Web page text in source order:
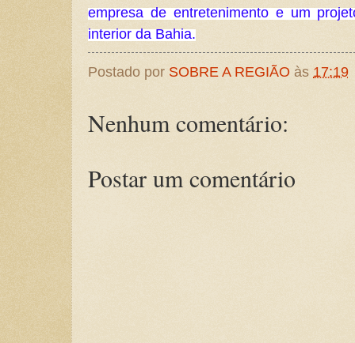
empresa de entretenimento e um
interior da Bahia.
Postado por SOBRE A REGIÃO às 17:19
Nenhum comentário:
Postar um comentário